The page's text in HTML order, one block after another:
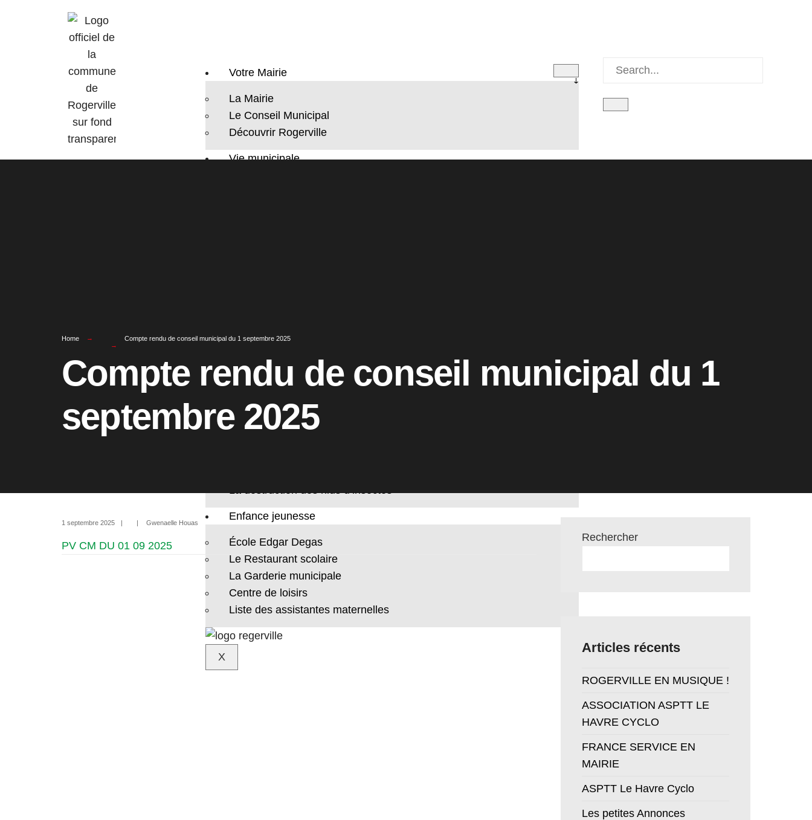
Votre Mairie
La Mairie
Le Conseil Municipal
Découvrir Rogerville
Vie municipale
État civil
Urbanisme
Guide des démarches
Travaux
Enfance jeunesse
École Edgar Degas
Le Restaurant scolaire
La Garderie municipale
Centre de loisirs
Liste des assistantes maternelles
X
Home Compte rendu de conseil municipal du 1 septembre 2025
Compte rendu de conseil municipal du 1
septembre 2025
1 septembre 2025 | | Gwenaelle Houas
PV CM DU 01 09 2025
Rechercher
Articles récents
ROGERVILLE EN MUSIQUE !
ASSOCIATION ASPTT LE
HAVRE CYCLO
FRANCE SERVICE EN
MAIRIE
ASPTT Le Havre Cyclo
Les petites Annonces